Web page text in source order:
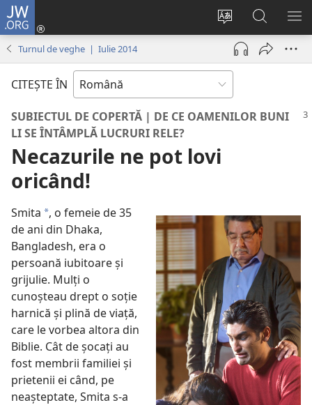
JW.ORG
Schimbaţi
limba
site-
ului
Conectează-
deschide
o
nouă)
Căutați
pe
JW.ORG
Turnul de veghe | Iulie 2014
CITEŞTE ÎN
SUBIECTUL DE COPERTĂ | DE CE OAMENILOR BUNI
LI SE ÎNTÂMPLĂ LUCRURI RELE?
Necazurile ne pot lovi
oricând!
Smita *, o femeie de 35
de ani din Dhaka,
Bangladesh, era o
persoană iubitoare şi
grijulie. Mulţi o
cunoşteau drept o soţie
harnică şi plină de viaţă,
care le vorbea altora din
Biblie. Cât de şocaţi au
fost membrii familiei şi
prietenii ei când, pe
neaşteptate, Smita s-a